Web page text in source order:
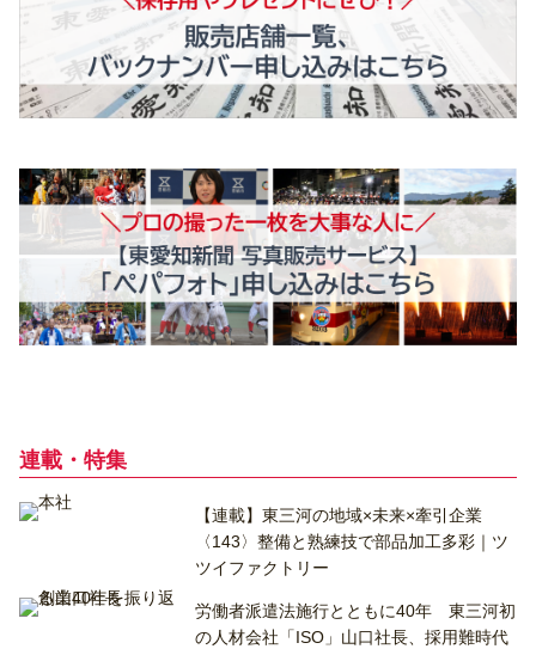
連載・特集
【連載】東三河の地域×未来×牽引企業
〈143〉整備と熟練技で部品加工多彩｜ツ
ツイファクトリー
労働者派遣法施行とともに40年 東三河初
の人材会社「ISO」山口社長、採用難時代